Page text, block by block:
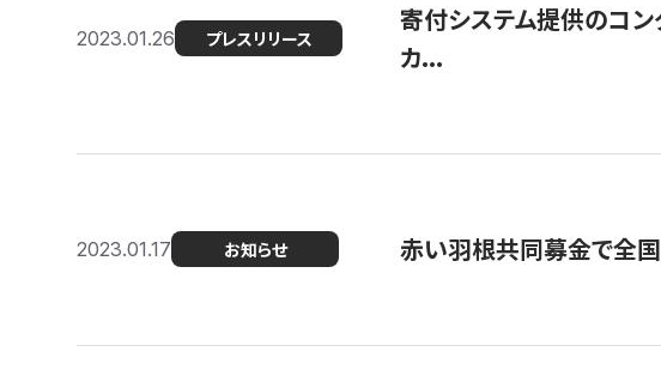
2023.01.26 プレスリリース
寄付システム提供のコン
カ...
2023.01.17 お知らせ 赤い羽根共同募金で全国